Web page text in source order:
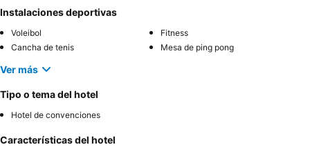
Instalaciones deportivas
Voleibol
Fitness
Cancha de tenis
Mesa de ping pong
Ver más
Tipo o tema del hotel
Hotel de convenciones
Características del hotel